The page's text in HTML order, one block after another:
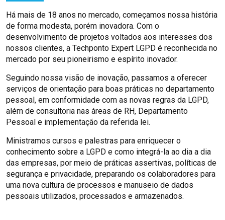
Há mais de 18 anos no mercado, começamos nossa história
de forma modesta, porém inovadora. Com o
desenvolvimento de projetos voltados aos interesses dos
nossos clientes, a Techponto Expert LGPD é reconhecida no
mercado por seu pioneirismo e espírito inovador.
Seguindo nossa visão de inovação, passamos a oferecer
serviços de orientação para boas práticas no departamento
pessoal, em conformidade com as novas regras da LGPD,
além de consultoria nas áreas de RH, Departamento
Pessoal e implementação da referida lei.
Ministramos cursos e palestras para enriquecer o
conhecimento sobre a LGPD e como integrá-la ao dia a dia
das empresas, por meio de práticas assertivas, políticas de
segurança e privacidade, preparando os colaboradores para
uma nova cultura de processos e manuseio de dados
pessoais utilizados, processados e armazenados.